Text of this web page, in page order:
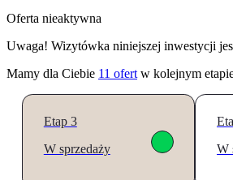
Oferta nieaktywna
Uwaga! Wizytówka niniejszej inwestycji
Mamy dla Ciebie 11 ofert w kolejnym
Etap 3
W sprzedaży
W